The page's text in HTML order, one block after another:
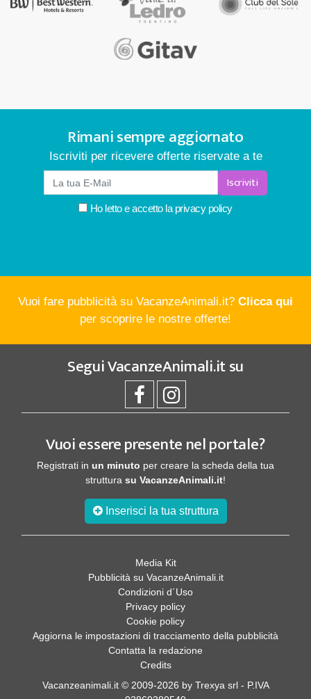
Rimani sempre aggiornato
Iscriviti per ricevere offerte riservate a te
Iscriviti
Ho letto e accetto laprivacy policy
Vuoi fare pubblicità su VacanzeAnimali.it? Clicca qui
per scoprire le nostre offerte!
SeguiVacanzeAnimali.itsu
Vuoi essere presente nel portale?
Registrati in un minuto per creare la scheda della tua
struttura su VacanzeAnimali.it!
Inserisci la tua struttura
Media Kit
Pubblicità su VacanzeAnimali.it
Condizioni d´Uso
Privacy policy
Cookie policy
Aggiorna le impostazioni di tracciamento della pubblicità
Contatta la redazione
Credits
Vacanzeanimali.it © 2009-2026 by Trexya srl - P.IVA